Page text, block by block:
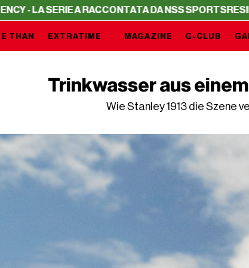
A RACCONTATA DA NSS SPORTSRESIDENCY -
EXTRATIME
THAN MAGAZINE G-CLUB
Trinkwasser aus
Wie Stanley 1913 die Szene